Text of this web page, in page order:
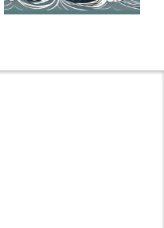
Blick in die